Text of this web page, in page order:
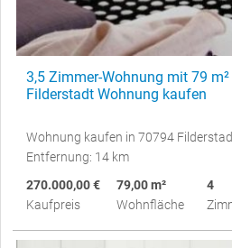
3,5 Zimmer-Wohnung mit 79
Filderstadt Wohnung kaufen
Wohnung kaufen in 70794
Entfernung: 14 km
270.000,00 €
Kaufpreis
79,00 m²
Wohnfläche
4